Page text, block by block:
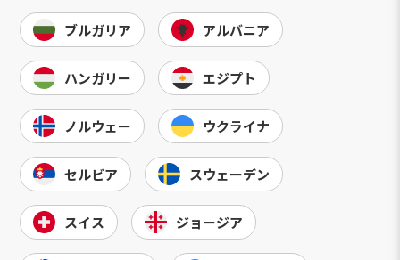
ブルガリア アルバニア
ハンガリー エジプト
ノルウェー ウクライナ
セルビア スウェーデン
スイス ジョージア